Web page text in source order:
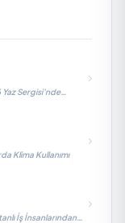
Sergisi’nde
Klima Kullanımı
İş İnsanlarından